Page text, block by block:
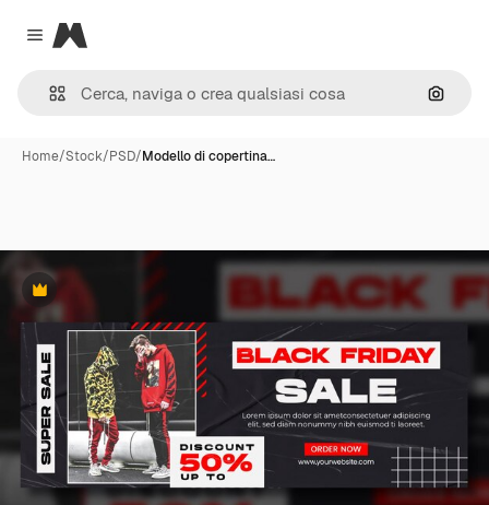
Close menu
Magnific
Cerca
Home/Stock/PSD/Modello di copertina…
Premium